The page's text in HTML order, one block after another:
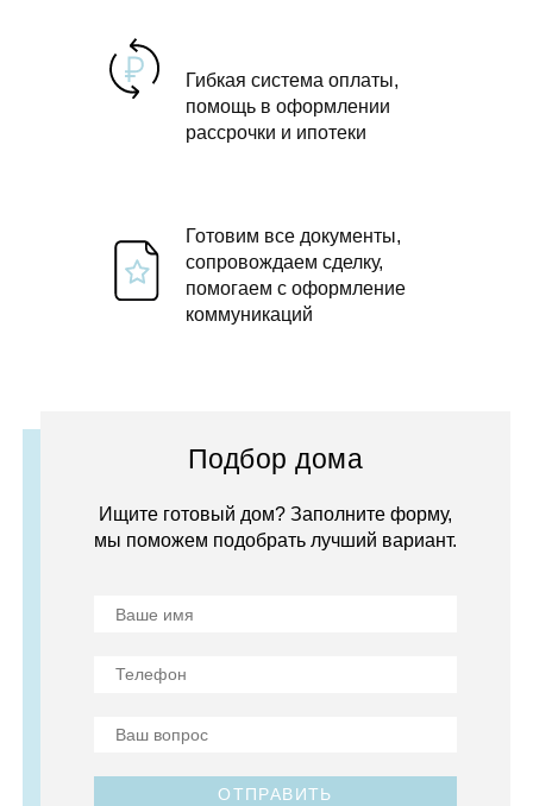
Гибкая система оплаты,
помощь в оформлении
рассрочки и ипотеки
Готовим все документы,
сопровождаем сделку,
помогаем с оформление
коммуникаций
Подбор дома
Ищите готовый дом? Заполните форму,
мы поможем подобрать лучший вариант.
ОТПРАВИТЬ